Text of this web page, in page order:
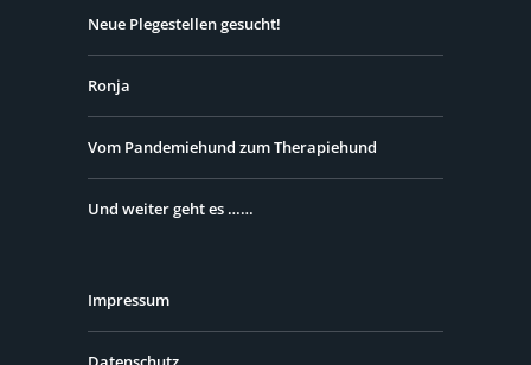
Neue Plegestellen gesucht!
Ronja
Vom Pandemiehund zum Therapiehund
Und weiter geht es ……
Impressum